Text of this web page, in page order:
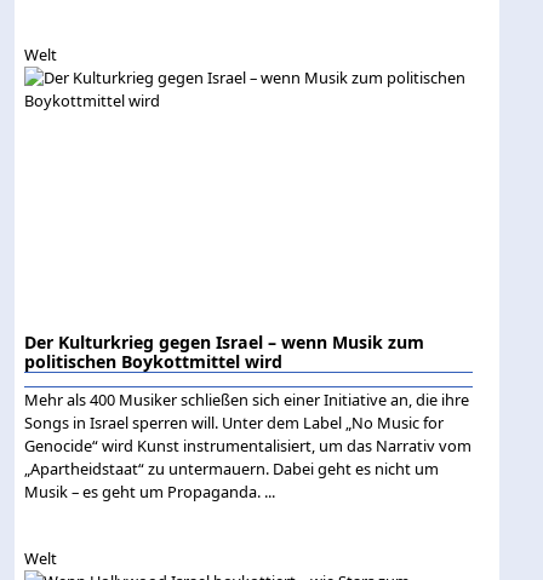
Welt
Der Kulturkrieg gegen Israel – wenn Musik zum
politischen Boykottmittel wird
Mehr als 400 Musiker schließen sich einer Initiative an, die ihre
Songs in Israel sperren will. Unter dem Label „No Music for
Genocide“ wird Kunst instrumentalisiert, um das Narrativ vom
„Apartheidstaat“ zu untermauern. Dabei geht es nicht um
Musik – es geht um Propaganda. ...
Welt